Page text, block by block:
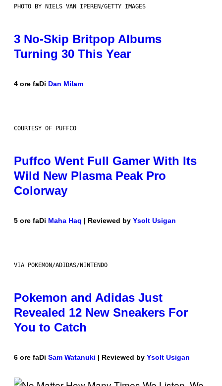
PHOTO BY NIELS VAN IPEREN/GETTY IMAGES
3 No-Skip Britpop Albums
Turning 30 This Year
4 ore faDi Dan Milam
COURTESY OF PUFFCO
Puffco Went Full Gamer With Its
Wild New Plasma Peak Pro
Colorway
5 ore faDi Maha Haq | Reviewed by Ysolt Usigan
VIA POKEMON/ADIDAS/NINTENDO
Pokemon and Adidas Just
Revealed 12 New Sneakers For
You to Catch
6 ore faDi Sam Watanuki | Reviewed by Ysolt Usigan